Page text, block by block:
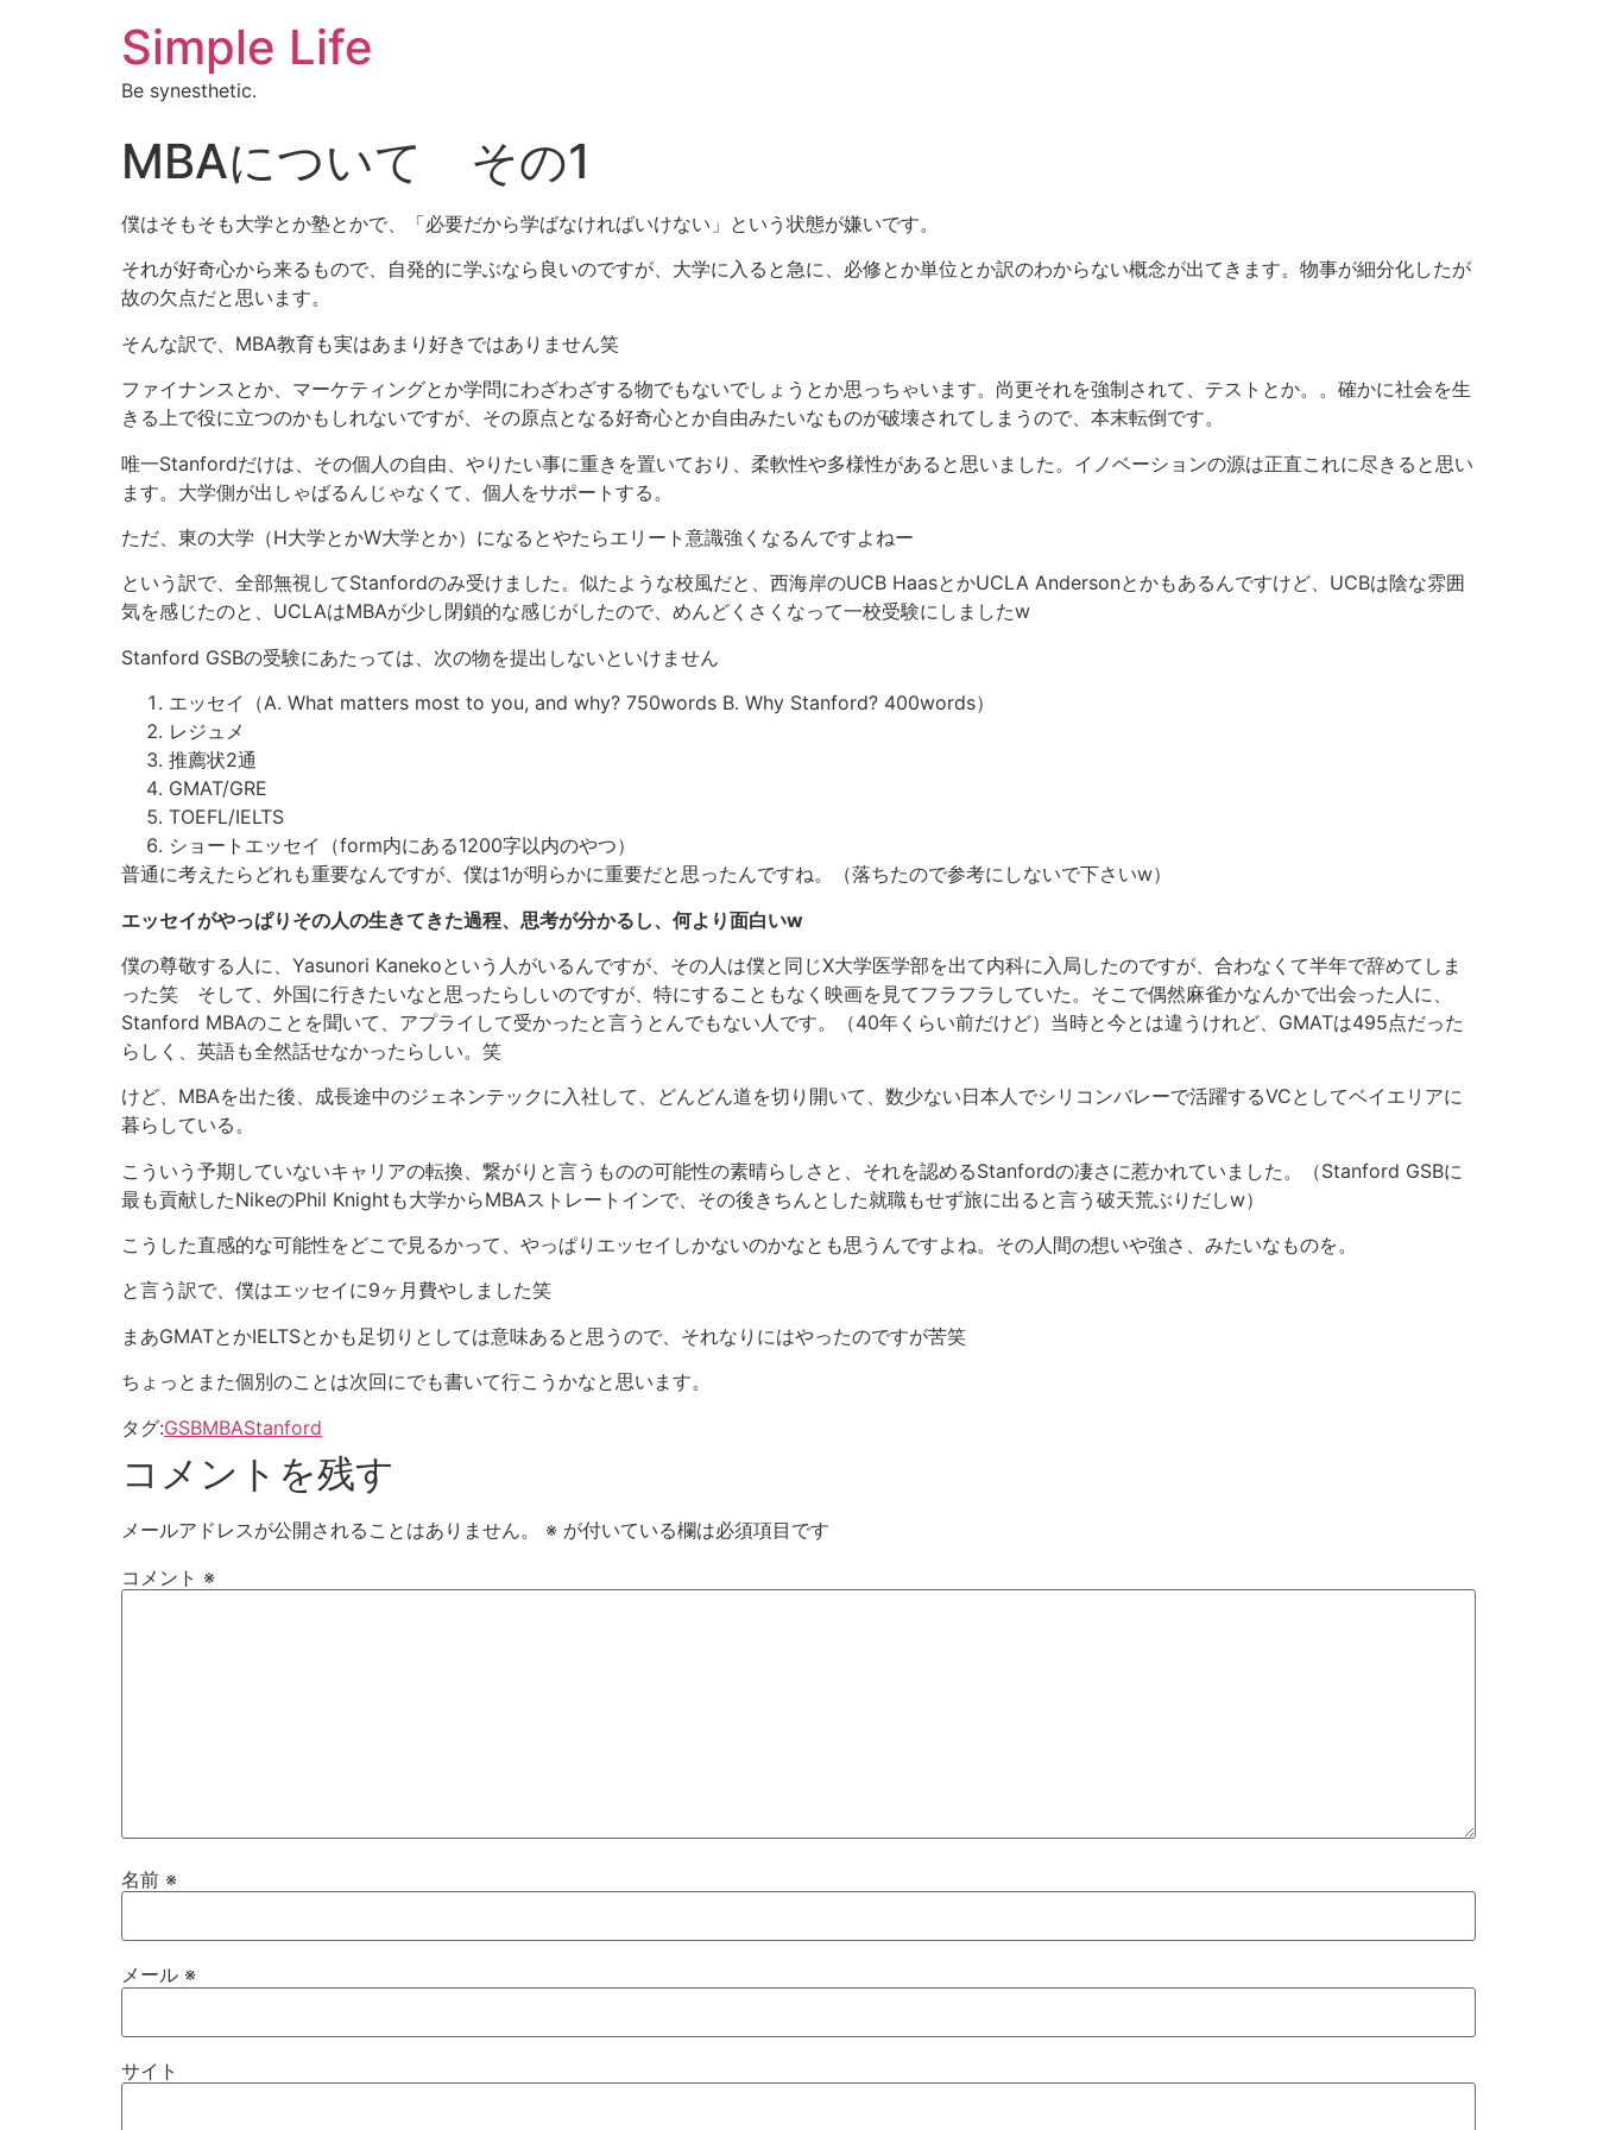
Simple Life
Be synesthetic.
MBAについて その1
僕はそもそも大学とか塾とかで、「必要だから学ばなければいけない」という状態が嫌いです。
それが好奇心から来るもので、自発的に学ぶなら良いのですが、大学に入ると急に、必修とか単位とか訳のわからない概念が出てきます。物事が細分化したが
故の欠点だと思います。
そんな訳で、MBA教育も実はあまり好きではありません笑
ファイナンスとか、マーケティングとか学問にわざわざする物でもないでしょうとか思っちゃいます。尚更それを強制されて、テストとか。。 確かに社会を生
きる上で役に立つのかもしれないですが、その原点となる好奇心とか自由みたいなものが破壊されてしまうので、本末転倒です。
唯一Stanfordだけは、その個人の自由、やりたい事に重きを置いており、柔軟性や多様性があると思いました。イノベーションの源は正直これに尽きると思い
ます。大学側が出しゃばるんじゃなくて、個人をサポートする。
ただ、東の大学（H大学とかW大学とか）になるとやたらエリート意識強くなるんですよねー
という訳で、全部無視してStanfordのみ受けました。似たような校風だと、西海岸のUCB HaasとかUCLA Andersonとかもあるんですけど、UCBは陰な雰囲
気を感じたのと、UCLAはMBAが少し閉鎖的な感じがしたので、めんどくさくなって一校受験にしましたw
Stanford GSBの受験にあたっては、次の物を提出しないといけません
エッセイ（A. What matters most to you, and why? 750words B. Why Stanford? 400words）
レジュメ
推薦状2通
GMAT/GRE
TOEFL/IELTS
ショートエッセイ（form内にある1200字以内のやつ）
普通に考えたらどれも重要なんですが、僕は1が明らかに重要だと思ったんですね。（落ちたので参考にしないで下さいw）
エッセイがやっぱりその人の生きてきた過程、思考が分かるし、何より面白いw
僕の尊敬する人に、Yasunori Kanekoという人がいるんですが、その人は僕と同じX大学医学部を出て内科に入局したのですが、合わなくて半年で辞めてしま
った笑 そして、外国に行きたいなと思ったらしいのですが、特にすることもなく映画を見てフラフラしていた。そこで偶然麻雀かなんかで出会った人に、
Stanford MBAのことを聞いて、アプライして受かったと言うとんでもない人です。（40年くらい前だけど） 当時と今とは違うけれど、GMATは495点だった
らしく、英語も全然話せなかったらしい。笑
けど、MBAを出た後、成長途中のジェネンテックに入社して、どんどん道を切り開いて、数少ない日本人でシリコンバレーで活躍するVCとしてベイエリアに
暮らしている。
こういう予期していないキャリアの転換、繋がりと言うものの可能性の素晴らしさと、それを認めるStanfordの凄さに惹かれていました。（Stanford GSBに
最も貢献したNikeのPhil Knightも大学からMBAストレートインで、その後きちんとした就職もせず旅に出ると言う破天荒ぶりだしw）
こうした直感的な可能性をどこで見るかって、やっぱりエッセイしかないのかなとも思うんですよね。その人間の想いや強さ、みたいなものを。
と言う訳で、僕はエッセイに9ヶ月費やしました笑
まあGMATとかIELTSとかも足切りとしては意味あると思うので、それなりにはやったのですが苦笑
ちょっとまた個別のことは次回にでも書いて行こうかなと思います。
タグ:GSBMBAStanford
コメントを残す
メールアドレスが公開されることはありません。 ※ が付いている欄は必須項目です
コメント ※
名前 ※
メール ※
サイト